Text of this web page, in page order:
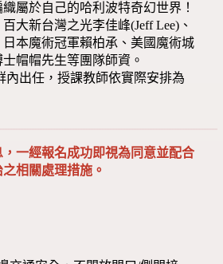
屬於自己的哈利波特奇幻世界！
大新台灣之光李佳峰(Jeff Lee)、
本魔術冠軍賴柏承、美國魔術城
帽帽先生等團隊師資。
出任，授課教師依實際安排為
一經報名成功即視為同意並配合
相關處理措施。